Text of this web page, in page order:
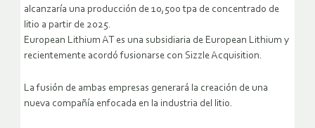
alcanzaría una producción de 10,500 tpa de concentrado de
litio a partir de 2025.
European Lithium AT es una subsidiaria de European Lithium y
recientemente acordó fusionarse con Sizzle Acquisition.
La fusión de ambas empresas generará la creación de una
nueva compañía enfocada en la industria del litio.